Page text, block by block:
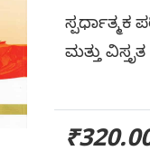
ಸ್ಪರ್ಧಾತ್ಮಕ
ಮತ್ತು